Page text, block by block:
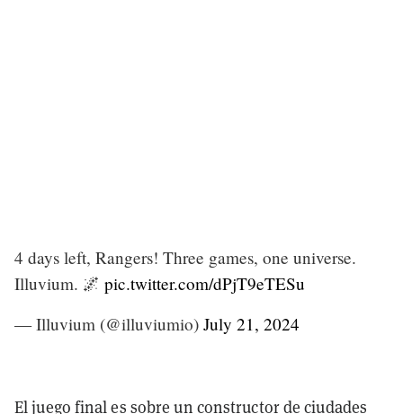
4 days left, Rangers! Three games, one universe.
Illuvium. 🌌 pic.twitter.com/dPjT9eTESu
— Illuvium (@illuviumio) July 21, 2024
El juego final es sobre un constructor de ciudades